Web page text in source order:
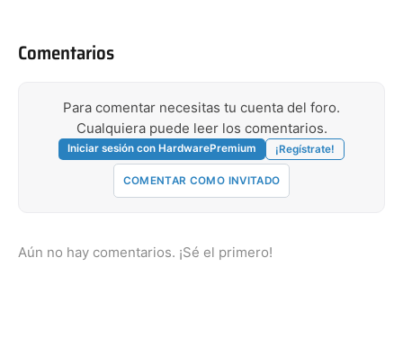
Comentarios
Para comentar necesitas tu cuenta del foro.
Cualquiera puede leer los comentarios.
Iniciar sesión con HardwarePremium ¡Regístrate!
COMENTAR COMO INVITADO
Aún no hay comentarios. ¡Sé el primero!